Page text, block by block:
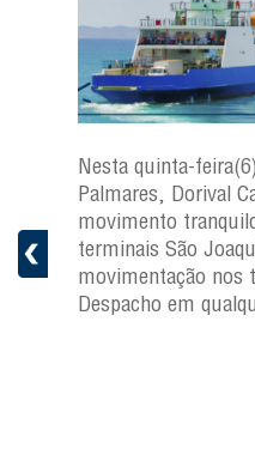
Nesta quinta-
Palmares, Dorival
movimento
terminais São
movimentação nos
Despacho em